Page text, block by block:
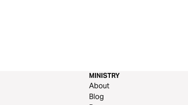
MINISTRY
About
Blog